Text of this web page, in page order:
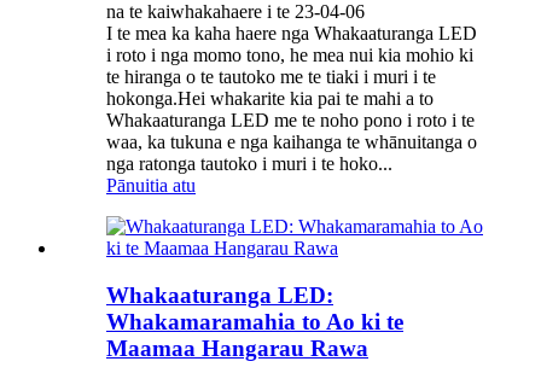
na te kaiwhakahaere i te 23-04-06
I te mea ka kaha haere nga Whakaaturanga LED
i roto i nga momo tono, he mea nui kia mohio ki
te hiranga o te tautoko me te tiaki i muri i te
hokonga.Hei whakarite kia pai te mahi a to
Whakaaturanga LED me te noho pono i roto i te
waa, ka tukuna e nga kaihanga te whānuitanga o
nga ratonga tautoko i muri i te hoko...
Pānuitia atu
Whakaaturanga LED:
Whakamaramahia to Ao ki te
Maamaa Hangarau Rawa